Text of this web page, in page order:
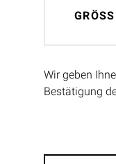
Wir geben
Bestätigung